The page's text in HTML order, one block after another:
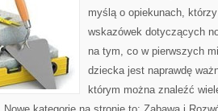
myślą o opiekunach,
wskazówek dotyczących
na tym, co w pierwszych
dziecka jest naprawdę
którym można znaleźć